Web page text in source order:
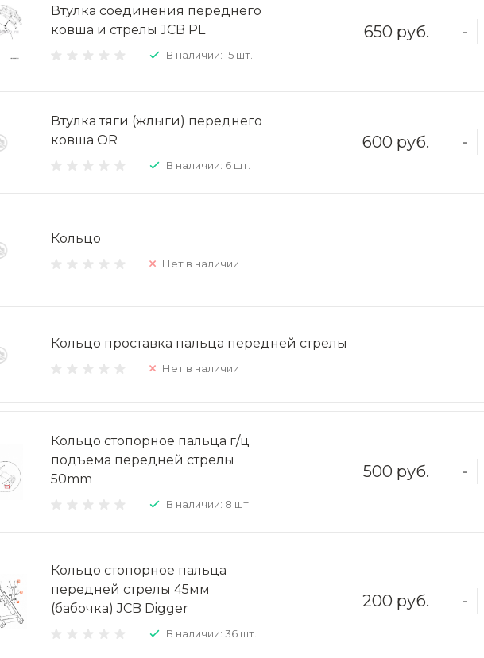
Втулка соединения переднего
ковша и стрелы JCB PL
В наличии: 15 шт.
650 руб. -
Втулка тяги (жлыги) переднего
ковша OR
В наличии: 6 шт.
600 руб. -
Кольцо
Нет в наличии
Кольцо проставка пальца передней стрелы
Нет в наличии
Кольцо стопорное пальца г/ц
подъема передней стрелы
50mm
В наличии: 8 шт.
500 руб. -
Кольцо стопорное пальца
передней стрелы 45мм
(бабочка) JCB Digger
В наличии: 36 шт.
200 руб. -